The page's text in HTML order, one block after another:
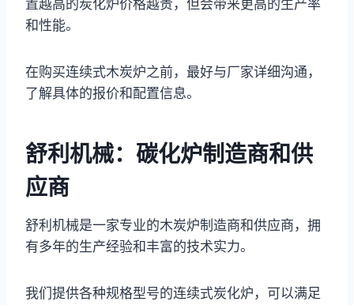
置越高的炭化炉价格越贵，但会带来更高的生产率
和性能。
在购买连续式木炭炉之前，最好与厂家详细沟通，
了解具体的报价和配置信息。
舒利机械：碳化炉制造商和供
应商
舒利机械是一家专业的木炭炉制造商和供应商，拥
有多年的生产经验和丰富的技术实力。
我们提供各种规格型号的连续式炭化炉，可以满足